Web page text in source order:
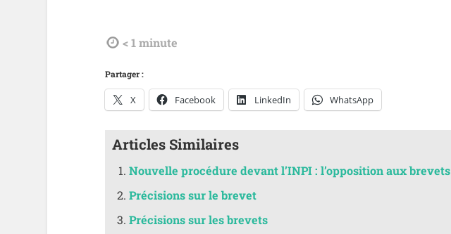
tdl < 1minute
Partager :
X Facebook LinkedIn WhatsApp
Articles Similaires
Nouvelle procédure devant l’INPI : l’opposition aux brevets
Précisions sur le brevet
Précisions sur les brevets